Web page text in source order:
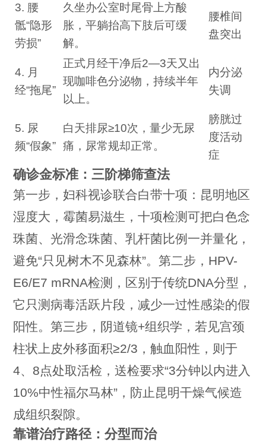
3. 腰
骶“隐形
劳损”
久坐办公室时尾骨上方酸
胀，平躺抬高下肢后可缓
解。
腰椎间
盘突出
4. 月
经“拖尾”
正式月经干净后2—3天又出
现咖啡色分泌物，持续半年
以上。
内分泌
失调
5. 尿
频“假象”
白天排尿≥10次，量少无尿
痛，尿常规却正常。
膀胱过
度活动
症
确诊金标准：三阶梯筛查法
第一步，妇科视诊联合白带十项：昆明地区
湿度大，霉菌易滋生，十项检测可把白色念
珠菌、光滑念珠菌、乳杆菌比例一并量化，
避免“只见树木不见森林”。第二步，HPV-
E6/E7 mRNA检测，区别于传统DNA分型，
它只测病毒活跃片段，减少一过性感染的假
阳性。第三步，阴道镜+组织学，若见宫颈
柱状上皮外移面积≥2/3，触血阳性，则于
4、8点处取活检，送检要求“3分钟以内进入
10%中性福尔马林”，防止昆明干燥气候造
成组织裂隙。
靠谱治疗路径：分型而治